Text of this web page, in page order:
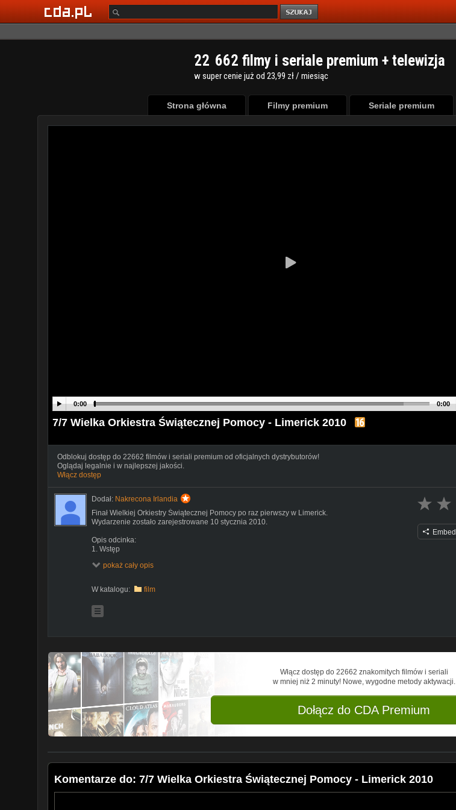
22 662 filmy i seriale premium + telewizja
w super cenie już od 23,99 zł / miesiąc
Strona główna Filmy premium Seriale premium
0:00 0:00
7/7 Wielka Orkiestra Świątecznej Pomocy - Limerick 2010
Odblokuj dostęp do 22662 filmów i seriali premium od oficjalnych dystrybutorów!
Oglądaj legalnie i w najlepszej jakości.
Włącz dostęp
Dodał: Nakrecona Irlandia
Finał Wielkiej Orkiestry Świątecznej Pomocy po raz pierwszy w Limerick.
Wydarzenie zostało zarejestrowane 10 stycznia 2010.
Opis odcinka:
1. Wstęp
3. Przywitanie
pokaż cały opis
W katalogu: film
Embed
Włącz dostęp do 22662 znakomitych filmów i seriali
w mniej niż 2 minuty! Nowe, wygodne metody aktywacji.
Dołącz do CDA Premium
Komentarze do: 7/7 Wielka Orkiestra Świątecznej Pomocy - Limerick 2010